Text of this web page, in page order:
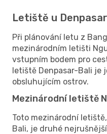
Letiště u
Při plánování letu z
mezinárodním letišti
vstupním bodem pro
letiště Denpasar-Bali je
obsluhujícím ostrov.
Mezinárodní letiště
Toto mezinárodní
Bali, je druhé